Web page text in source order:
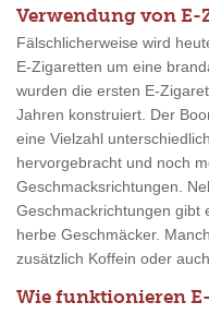
Verwendung von E-
Fälschlicherweise wird
E-Zigaretten um eine
wurden die ersten E-
Jahren konstruiert. Der
eine Vielzahl
hervorgebracht und noch
Geschmacksrichtungen.
Geschmackrichtungen gibt
herbe Geschmäcker.
zusätzlich Koffein oder
Wie funktionieren